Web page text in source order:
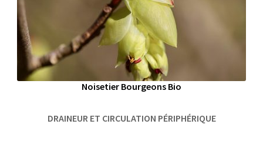
Noisetier Bourgeons Bio
DRAINEUR ET CIRCULATION PÉRIPHÉRIQUE